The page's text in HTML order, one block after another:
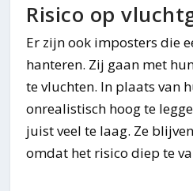
Risico op
Er zijn ook imposters die
hanteren. Zij gaan met
te vluchten. In plaats van
onrealistisch hoog te
juist veel te laag. Ze
omdat het risico diep te